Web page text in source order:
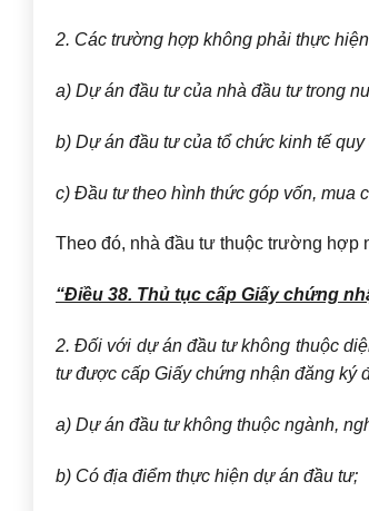
2. Các trường hợp không phải thực
a) Dự án đầu tư của nhà đầu tư trong
b) Dự án đầu tư của tổ chức kinh tế
c) Đầu tư theo hình thức góp vốn, mua
Theo đó, nhà đầu tư thuộc trường hợp
“Điều 38. Thủ tục cấp Giấy chứng
2. Đối với dự án đầu tư không thuộc
tư được cấp Giấy chứng nhận đăng ký
a) Dự án đầu tư không thuộc ngành,
b) Có địa điểm thực hiện dự án đầu tư;